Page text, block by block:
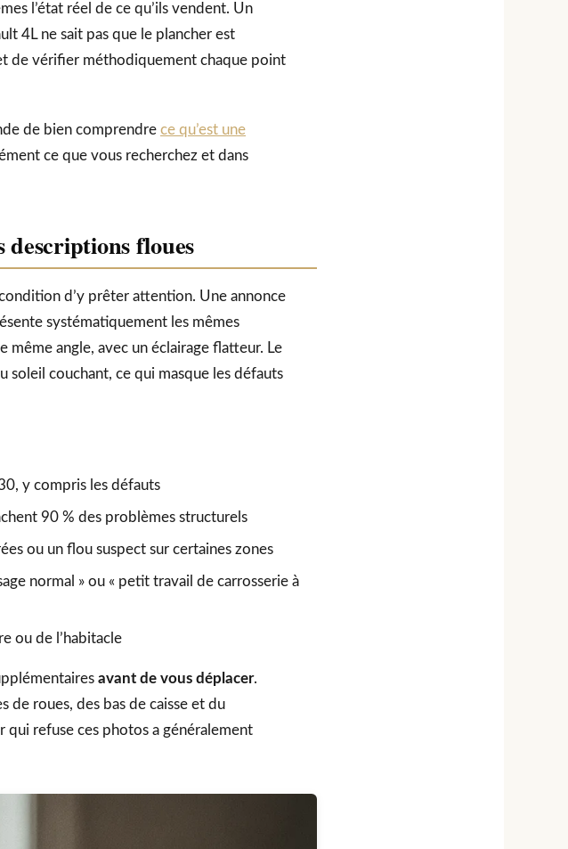
l’état réel de ce qu’ils vendent. Un
4L ne sait pas que le plancher est
de vérifier méthodiquement chaque point
de bien comprendre ce qu’est une
ce que vous recherchez et dans
descriptions floues
d’y prêter attention. Une annonce
systématiquement les mêmes
même angle, avec un éclairage flatteur. Le
couchant, ce qui masque les défauts
y compris les défauts
90 % des problèmes structurels
ou un flou suspect sur certaines zones
normal » ou « petit travail de carrosserie à
ou de l’habitacle
avant de vous déplacer.
de roues, des bas de caisse et du
refuse ces photos a généralement